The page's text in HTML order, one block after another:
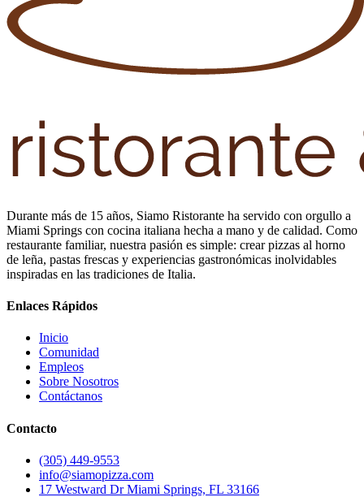
Durante más de 15 años, Siamo Ristorante ha servido con orgullo a
Miami Springs con cocina italiana hecha a mano y de calidad. Como
restaurante familiar, nuestra pasión es simple: crear pizzas al horno
de leña, pastas frescas y experiencias gastronómicas inolvidables
inspiradas en las tradiciones de Italia.
Enlaces Rápidos
Inicio
Comunidad
Empleos
Sobre Nosotros
Contáctanos
Contacto
(305) 449-9553
info@siamopizza.com
17 Westward Dr Miami Springs, FL 33166